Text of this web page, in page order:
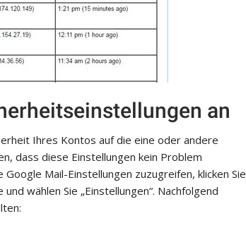
an
Ihres Kontos auf die eine oder andere
dass diese Einstellungen kein Problem
Mail-Einstellungen zuzugreifen, klicken Sie
wählen Sie „Einstellungen“. Nachfolgend